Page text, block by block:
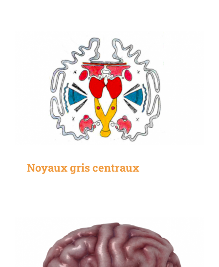
Noyaux gris centraux